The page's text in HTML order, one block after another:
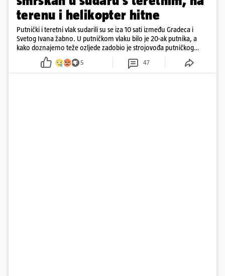
terenu i helikopter hitne
Putnički i teretni vlak sudarili su se iza 10 sati između Gradeca i
Svetog Ivana žabno. U putničkom vlaku bilo je 20-ak putnika, a
kako doznajemo teže ozljede zadobio je strojovođa putničkog
vlaka. Zatvoren je promet, a fotoreporteri Prigorskog objavili su
prve snimke s mjesta sudara
5 47